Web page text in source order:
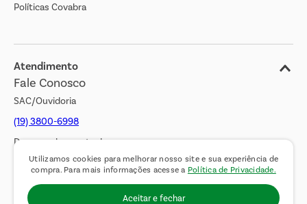
Utilizamos cookies para melhorar nosso site e sua experiência de
compra. Para mais informações acesse a Política de Privacidade.
Aceitar e fechar
Cliente Bem Estar
Jornal de Ofertas
Transparência Salarial
Políticas Covabra
Atendimento
Fale Conosco
SAC/Ouvidoria
(19) 3800-6998
De segunda a sexta das
08h00 às 17h00. Sábados
das 08h00 às 14h00.